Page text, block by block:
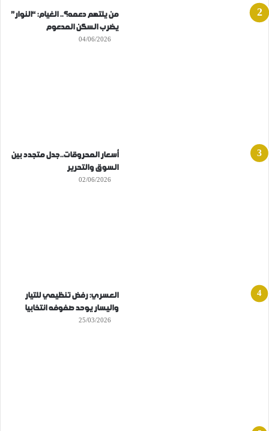
من يلتهم دعمه؟.. الغيام: “النوار”
يضرب السكن المدعوم
04/06/2026
أسعار المحروقات..جدل متجدد بين
السوق والتحرير
02/06/2026
العسري: رفض تنظيمي للتيار
واليسار يوحد صفوفه انتخابيا
25/03/2026